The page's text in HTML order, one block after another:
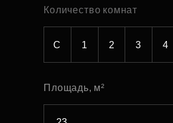
Количество комнат
С 1 2 3 4
Площадь, м²